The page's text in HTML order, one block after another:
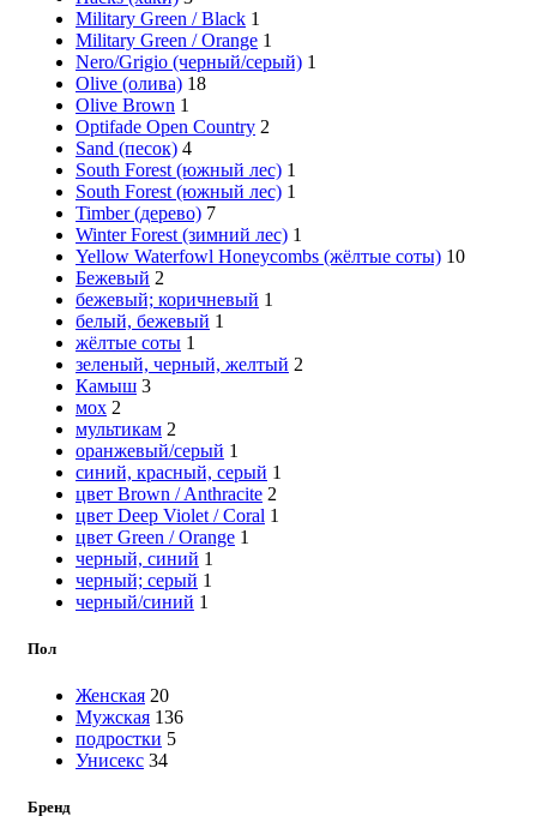
Military Green / Black 1
Military Green / Orange 1
Nero/Grigio (черный/серый) 1
Olive (олива) 18
Olive Brown 1
Optifade Open Country 2
Sand (песок) 4
South Forest (южный лес) 1
South Forest (южный лес) 1
Timber (дерево) 7
Winter Forest (зимний лес) 1
Yellow Waterfowl Honeycombs (жёлтые соты) 10
Бежевый 2
бежевый; коричневый 1
белый, бежевый 1
жёлтые соты 1
зеленый, черный, желтый 2
Камыш 3
мох 2
мультикам 2
оранжевый/серый 1
синий, красный, серый 1
цвет Brown / Anthracite 2
цвет Deep Violet / Coral 1
цвет Green / Orange 1
черный, синий 1
черный; серый 1
черный/синий 1
Пол
Женская 20
Мужская 136
подростки 5
Унисекс 34
Бренд